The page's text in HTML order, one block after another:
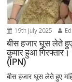
19th July 2025
बीस हजार घूस लेते हुए
कुमार हुआ
(IPN)
बीस हजार घूस लेते हुए